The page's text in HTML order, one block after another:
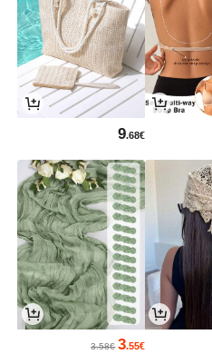
9.68€
3.55€
3.58€